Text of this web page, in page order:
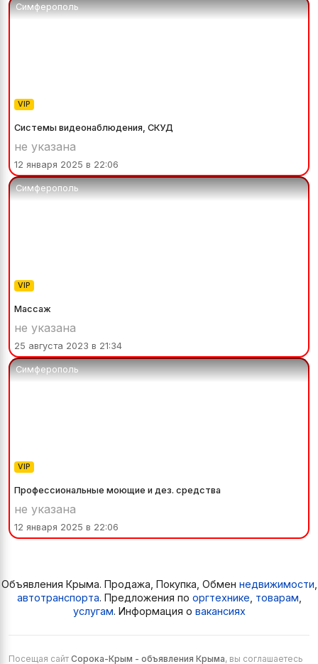
Симферополь
VIP
Системы видеонаблюдения, СКУД
не указана
12 января 2025 в 22:06
Симферополь
VIP
Массаж
не указана
25 августа 2023 в 21:34
Симферополь
VIP
Профессиональные моющие и дез. средства
не указана
12 января 2025 в 22:06
Объявления Крыма. Продажа, Покупка, Обмен недвижимости
автотранспорта. Предложения по оргтехнике товарам
услугам. Информация о вакансиях
Посещая сайт Сорока-Крым - объявления Крыма, вы соглашаетесь